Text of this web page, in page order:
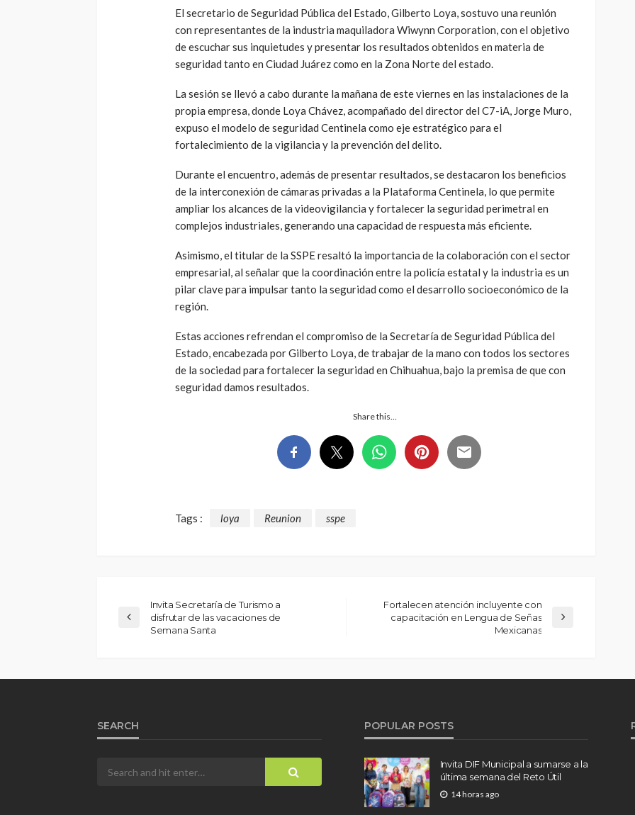
El secretario de Seguridad Pública del Estado, Gilberto Loya, sostuvo una reunión
con representantes de la industria maquiladora Wiwynn Corporation, con el objetivo
de escuchar sus inquietudes y presentar los resultados obtenidos en materia de
seguridad tanto en Ciudad Juárez como en la Zona Norte del estado.
La sesión se llevó a cabo durante la mañana de este viernes en las instalaciones de la
propia empresa, donde Loya Chávez, acompañado del director del C7-iA, Jorge Muro,
expuso el modelo de seguridad Centinela como eje estratégico para el
fortalecimiento de la vigilancia y la prevención del delito.
Durante el encuentro, además de presentar resultados, se destacaron los beneficios
de la interconexión de cámaras privadas a la Plataforma Centinela, lo que permite
ampliar los alcances de la videovigilancia y fortalecer la seguridad perimetral en
complejos industriales, generando una capacidad de respuesta más eficiente.
Asimismo, el titular de la SSPE resaltó la importancia de la colaboración con el sector
empresarial, al señalar que la coordinación entre la policía estatal y la industria es un
pilar clave para impulsar tanto la seguridad como el desarrollo socioeconómico de la
región.
Estas acciones refrendan el compromiso de la Secretaría de Seguridad Pública del
Estado, encabezada por Gilberto Loya, de trabajar de la mano con todos los sectores
de la sociedad para fortalecer la seguridad en Chihuahua, bajo la premisa de que con
seguridad damos resultados.
Share this…
Tags : loya Reunion sspe
Invita Secretaría de Turismo a
disfrutar de las vacaciones de
Semana Santa
Fortalecen atención incluyente con
capacitación en Lengua de Señas
Mexicanas
SEARCH POPULAR POSTS
Invita DIF Municipal a sumarse a la
última semana del Reto Útil
14 horas ago